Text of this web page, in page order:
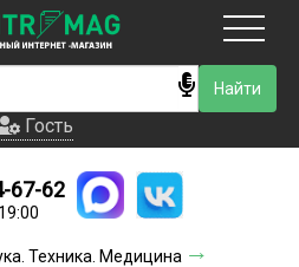
Гость
доставки
Гость
67-62
Техника. Медицина